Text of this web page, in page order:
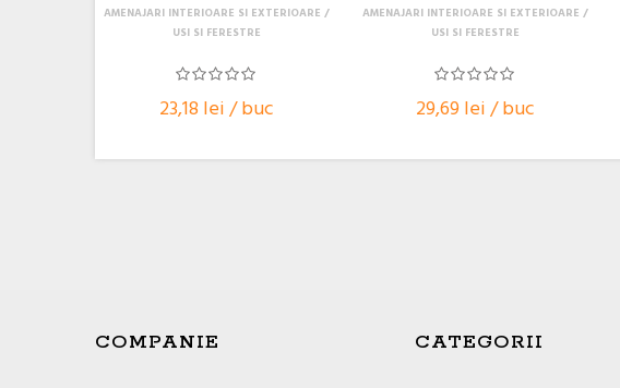
23,18 lei / buc
AMENAJARI INTERIOARE SI EXTERIOARE
USI SI FERESTRE
29,69 lei / buc
AMENAJARI INTERIOARE SI EXTERIOARE
USI SI FERESTRE
COMPANIE CATEGORII